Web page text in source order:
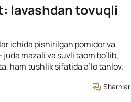
lavashdan tovuqli
ichida pishirilgan pomidor va
mazali va suvli taom bo’lib,
ham tushlik sifatida a’lo tanlov.
Sharhlar